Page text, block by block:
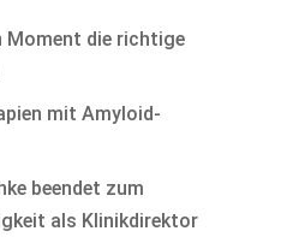
Moment die richtige
mit Amyloid-
beendet zum
als Klinikdirektor